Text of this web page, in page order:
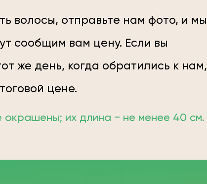
волосы, отправьте нам фото, и мы
сообщим вам цену. Если вы
же день, когда обратились к нам,
цене.
их длина − не менее 40 см.